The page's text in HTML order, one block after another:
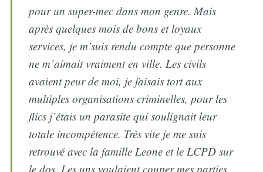
pour un super-mec dans mon genre. Mais
après quelques mois de bons et loyaux
services, je m’suis rendu compte que personne
ne m’aimait vraiment en ville. Les civils
avaient peur de moi, je faisais tort aux
multiples organisations criminelles, pour les
flics j’étais un parasite qui soulignait leur
totale incompétence. Très vite je me suis
retrouvé avec la famille Leone et le LCPD sur
le dos. Les uns voulaient couper mes parties